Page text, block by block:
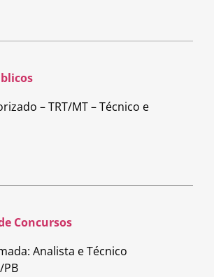
– TRT/MT – Técnico e
Concursos
Analista e Técnico
PB